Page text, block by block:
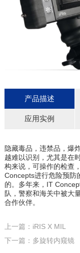
产品描述
应用实例
隐藏毒品，违禁品，爆
越难以识别，尤其是在
构来说，可操作的检查
Concepts进行危险预防
的。多年来，IT
队，警察和海关中被大
合作伙伴。
上一篇：iRIS X MIL
下一篇：多旋转内窥镜